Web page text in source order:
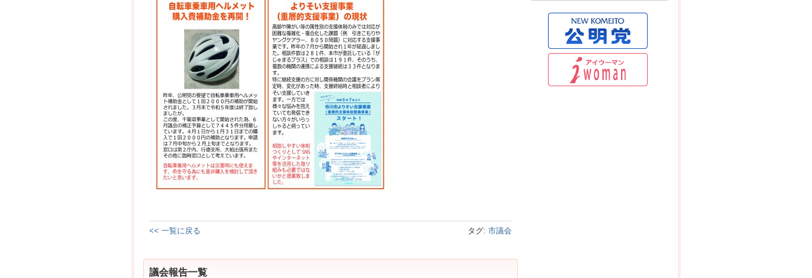
<< 一覧に戻る タグ: 市議会
議会報告一覧